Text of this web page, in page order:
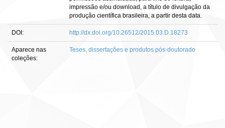
impressão e/ou download, a título de divulgação da
produção científica brasileira, a partir desta data.
DOI: http://dx.doi.org/10.26512/2015.03.D.18273
Aparece nas
coleções:
Teses, dissertações e produtos pós-doutorado